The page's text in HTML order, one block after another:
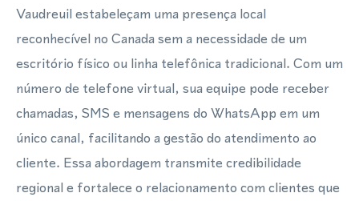
Vaudreuil estabeleçam uma presença local
reconhecível no Canada sem a necessidade de um
escritório físico ou linha telefônica tradicional. Com um
número de telefone virtual, sua equipe pode receber
chamadas, SMS e mensagens do WhatsApp em um
único canal, facilitando a gestão do atendimento ao
cliente. Essa abordagem transmite credibilidade
regional e fortalece o relacionamento com clientes que